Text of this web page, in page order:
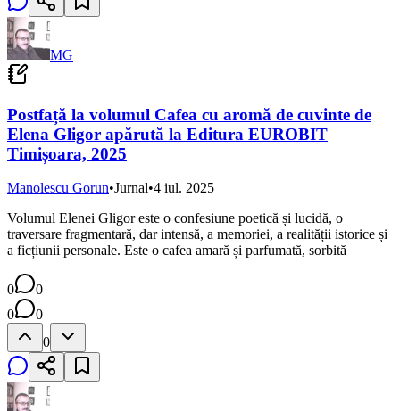
MG
Postfață la volumul Cafea cu aromă de cuvinte de
Elena Gligor apărută la Editura EUROBIT
Timișoara, 2025
Manolescu Gorun•Jurnal•4 iul. 2025
Volumul Elenei Gligor este o confesiune poetică și lucidă, o
traversare fragmentară, dar intensă, a memoriei, a realității istorice și
a ficțiunii personale. Este o cafea amară și parfumată, sorbită
0
0
0
0
0